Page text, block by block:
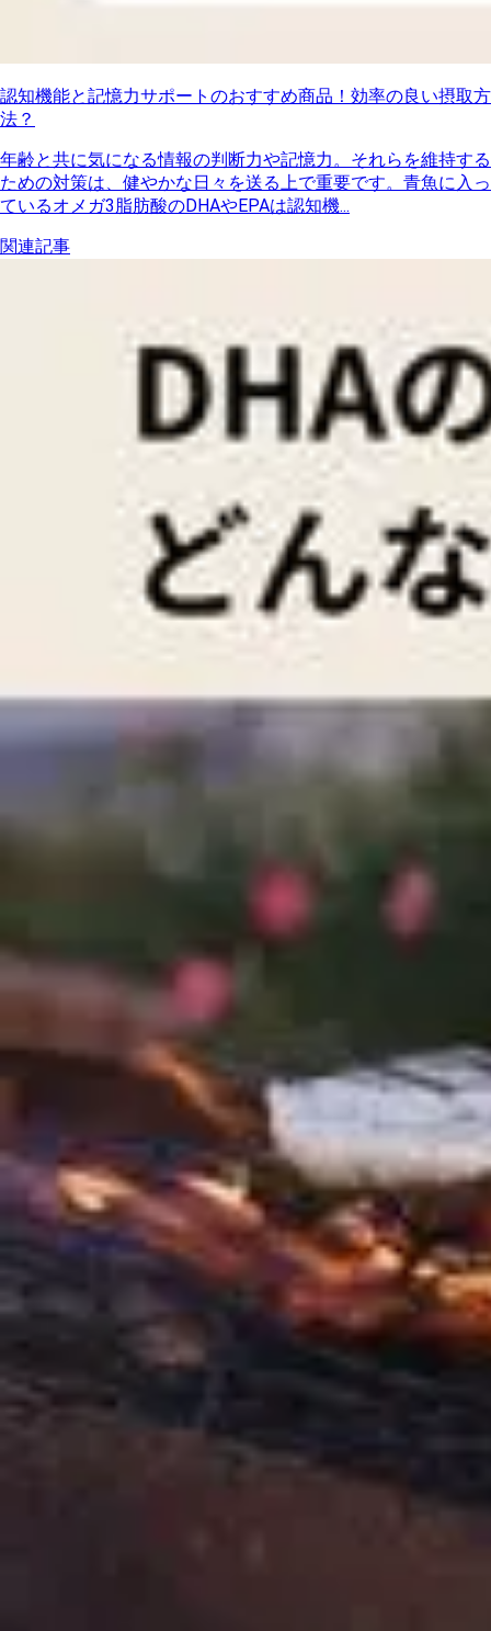
認知機能と記憶力サポートのおすすめ商品！効率の良い摂取方
法？
年齢と共に気になる情報の判断力や記憶力。それらを維持する
ための対策は、健やかな日々を送る上で重要です。青魚に入っ
ているオメガ3脂肪酸のDHAやEPAは認知機...
関連記事